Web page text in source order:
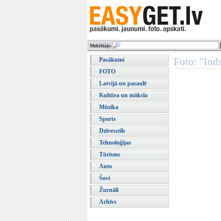
Meklētājs:
Pasākumi
FOTO
Latvijā un pasaulē
Kultūra un māksla
Mūzika
Sports
Dzīvesstils
Tehnoloģijas
Tūrisms
Auto
Šovi
Žurnāli
Arhīvs
Foto: